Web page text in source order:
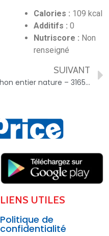
Calories : 109 kcal
Additifs : 0
Nutriscore : Non
renseigné
SUIVANT
Thon entier nature – 3165950221978
LIENS UTILES
Politique de
confidentialité